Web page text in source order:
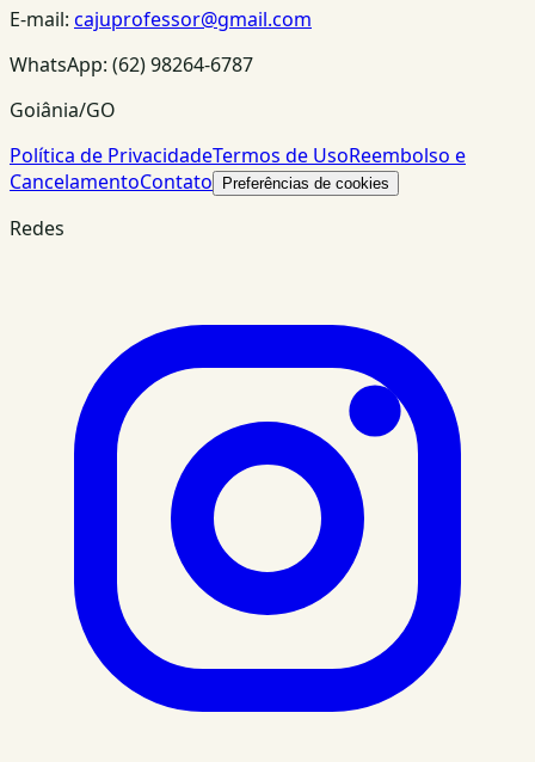
E-mail: cajuprofessor@gmail.com
WhatsApp: (62) 98264-6787
Goiânia/GO
Política de PrivacidadeTermos de UsoReembolso e
CancelamentoContato Preferências de cookies
Redes